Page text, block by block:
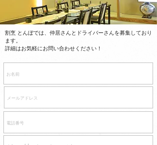
割烹 とんぼでは、仲居さんとドライバーさんを募集しており
ます。
​詳細はお気軽にお問い合わせください！